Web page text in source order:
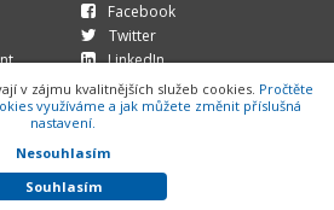
Facebook
Twitter
LinkedIn
Za Potokem 46/4, 106 00 Praha 10, tel.:
421, verze 1.29.0.143,
Cookies
v zájmu kvalitnějších služeb cookies. Pročtěte
využíváme a jak můžete změnit příslušná
nastavení.
Nesouhlasím
Souhlasím